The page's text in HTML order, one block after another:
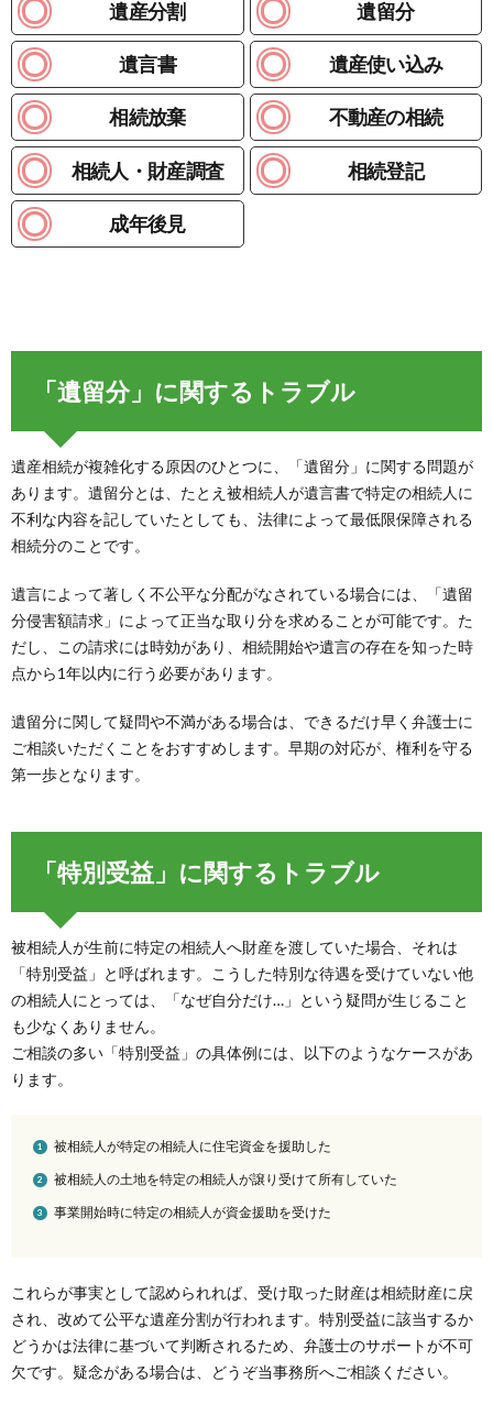
遺産分割 遺留分
遺言書 遺産使い込み
相続放棄 不動産の相続
相続人・財産調査 相続登記
成年後見
「遺留分」に関するトラブル
遺産相続が複雑化する原因のひとつに、「遺留分」に関する問題が
あります。遺留分とは、たとえ被相続人が遺言書で特定の相続人に
不利な内容を記していたとしても、法律によって最低限保障される
相続分のことです。
遺言によって著しく不公平な分配がなされている場合には、「遺留
分侵害額請求」によって正当な取り分を求めることが可能です。た
だし、この請求には時効があり、相続開始や遺言の存在を知った時
点から1年以内に行う必要があります。
遺留分に関して疑問や不満がある場合は、できるだけ早く弁護士に
ご相談いただくことをおすすめします。早期の対応が、権利を守る
第一歩となります。
「特別受益」に関するトラブル
被相続人が生前に特定の相続人へ財産を渡していた場合、それは
「特別受益」と呼ばれます。こうした特別な待遇を受けていない他
の相続人にとっては、「なぜ自分だけ…」という疑問が生じること
も少なくありません。
ご相談の多い「特別受益」の具体例には、以下のようなケースがあ
ります。
被相続人が特定の相続人に住宅資金を援助した
被相続人の土地を特定の相続人が譲り受けて所有していた
事業開始時に特定の相続人が資金援助を受けた
これらが事実として認められれば、受け取った財産は相続財産に戻
され、改めて公平な遺産分割が行われます。特別受益に該当するか
どうかは法律に基づいて判断されるため、弁護士のサポートが不可
欠です。疑念がある場合は、どうぞ当事務所へご相談ください。